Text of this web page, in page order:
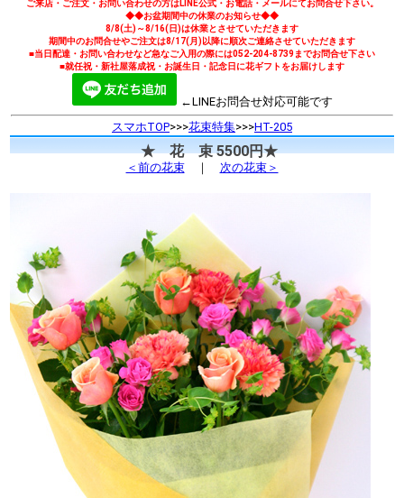
ご来店・ご注文・お問い合わせの方はLINE公式・お電話・メールにてお問合せ下さい。
◆◆お盆期間中の休業のお知らせ◆◆
8/8(土)～8/16(日)は休業とさせていただきます
期間中のお問合せやご注文は8/17(月)以降に順次ご連絡させていただきます
■当日配達・お問い合わせなど急なご入用の際には052-204-8739までお問合せ下さい
■就任祝・新社屋落成祝・お誕生日・記念日に花ギフトをお届けします
←LINEお問合せ対応可能です
スマホTOP>>>花束特集>>>HT-205
★ 花 束 5500円★
＜前の花束｜ 次の花束＞